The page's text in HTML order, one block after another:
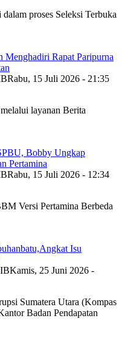
proses Seleksi Terbuka
Menghadiri Rapat Paripurna
Rabu, 15 Juli 2026 - 21:35
layanan Berita
Bobby Ungkap
Pertamina
Rabu, 15 Juli 2026 - 12:34
Versi Pertamina Berbeda
Isu
Kamis, 25 Juni 2026 -
Sumatera Utara (Kompas
Badan Pendapatan